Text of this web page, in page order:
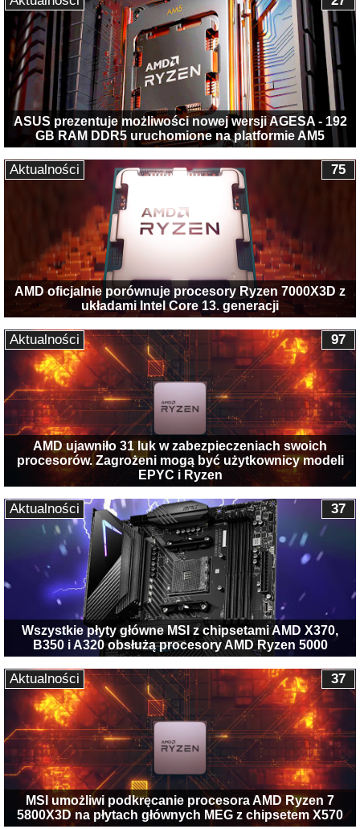
ASUS prezentuje możliwości nowej wersji AGESA - 192
GB RAM DDR5 uruchomione na platformie AM5
AMD oficjalnie porównuje procesory Ryzen 7000X3D z
układami Intel Core 13. generacji
75
Aktualności
AMD ujawniło 31 luk w zabezpieczeniach swoich
procesorów. Zagrożeni mogą być użytkownicy modeli
EPYC i Ryzen
97
Aktualności
Wszystkie płyty główne MSI z chipsetami AMD X370,
B350 i A320 obsłużą procesory AMD Ryzen 5000
37
Aktualności
MSI umożliwi podkręcanie procesora AMD Ryzen 7
5800X3D na płytach głównych MEG z chipsetem X570
37
Aktualności